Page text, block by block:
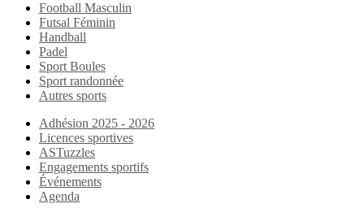
Football Masculin
Futsal Féminin
Handball
Padel
Sport Boules
Sport randonnée
Autres sports
Adhésion 2025 - 2026
Licences sportives
ASTuzzles
Engagements sportifs
Événements
Agenda